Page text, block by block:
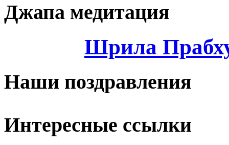
Джапа медитация
Шрила
Наши поздравления
Интересные ссылки